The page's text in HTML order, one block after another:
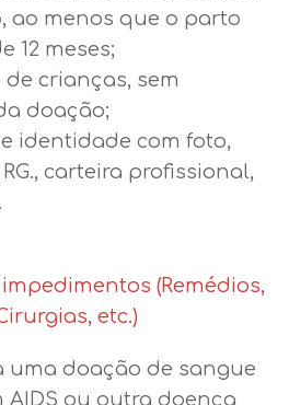
ao menos que o parto
12 meses;
crianças, sem
doação;
identidade com foto,
carteira profissional,
(Remédios,
etc.)
uma doação de sangue
AIDS ou outra doença